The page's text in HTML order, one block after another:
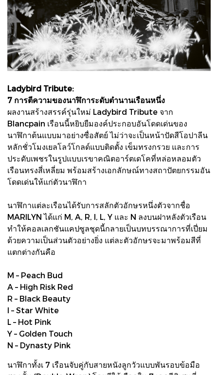
Ladybird Tribute:
7 การตีความของนาฬิการะดับตำนานเรือนหนึ่ง
ผลงานสร้างสรรค์รุ่นใหม่ Ladybird Tribute จาก
Blancpain เรือนนี้หยิบยืมองค์ประกอบอันโดดเด่นของ
นาฬิกาต้นแบบมาอย่างซื่อสัตย์ ไม่ว่าจะเป็นหน้าปัดสีโอปาลีน
หลักชั่วโมงเยลโลว์โกลด์แบบติดตั้ง เข็มทรงกรวย และการ
ประดับเพชรในรูปแบบเรขาคณิตอาร์ตเดโคที่หล่อหลอมตัว
เรือนทรงสี่เหลี่ยม พร้อมสร้างเอกลักษณ์ทางสถาปัตยกรรมอัน
โดดเด่นให้แก่ตัวนาฬิกา
นาฬิกาแต่ละเรือนได้รับการสลักตัวอักษรหนึ่งตัวจากชื่อ
MARILYN ได้แก่ M, A, R, I, L, Y และ N ลงบนฝาหลังตัวเรือน
ทำให้คอลเลกชันแคปซูลชุดนี้กลายเป็นบทบรรณาการที่เปี่ยม
ด้วยความเป็นส่วนตัวอย่างยิ่ง แต่ละตัวอักษรจะมาพร้อมสีที่
แตกต่างกันคือ
M – Peach Bud
A – High Risk Red
R – Black Beauty
I – Star White
L – Hot Pink
Y – Golden Touch
N – Dynasty Pink
นาฬิกาทั้งเ 7 เรือนจับคู่กับสายหนังลูกวัวแบบพันรอบข้อมือ